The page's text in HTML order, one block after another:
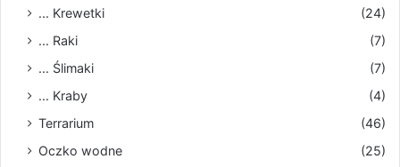
... Krewetki
(24)
... Raki
(7)
... Ślimaki
(7)
... Kraby
(4)
Terrarium
(46)
Oczko wodne
(25)